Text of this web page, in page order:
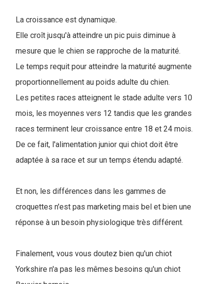
La croissance est dynamique.
Elle croît jusqu'à atteindre un pic puis diminue à
mesure que le chien se rapproche de la maturité.
Le temps requit pour atteindre la maturité augmente
proportionnellement au poids adulte du chien.
Les petites races atteignent le stade adulte vers 10
mois, les moyennes vers 12 tandis que les grandes
races terminent leur croissance entre 18 et 24 mois.
De ce fait, l'alimentation junior qui chiot doit être
adaptée à sa race et sur un temps étendu adapté.
Et non, les différences dans les gammes de
croquettes n'est pas marketing mais bel et bien une
réponse à un besoin physiologique très différent.
Finalement, vous vous doutez bien qu'un chiot
Yorkshire n'a pas les mêmes besoins qu'un chiot